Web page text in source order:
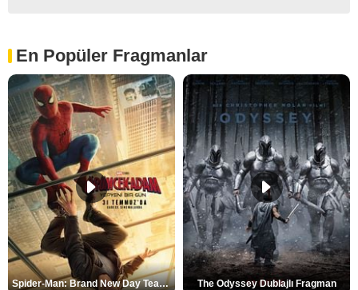
En Popüler Fragmanlar
Spider-Man: Brand New Day Teaser The Odyssey Dublajlı Fragman